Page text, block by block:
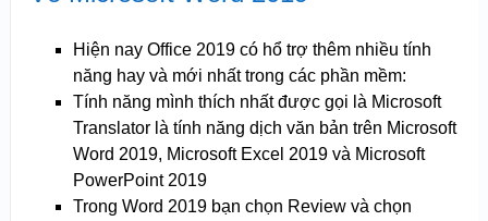
Hiện nay Office 2019 có hổ trợ thêm nhiều tính
năng hay và mới nhất trong các phần mềm:
Tính năng mình thích nhất được gọi là Microsoft
Translator là tính năng dịch văn bản trên Microsoft
Word 2019, Microsoft Excel 2019 và Microsoft
PowerPoint 2019
Trong Word 2019 bạn chọn Review và chọn